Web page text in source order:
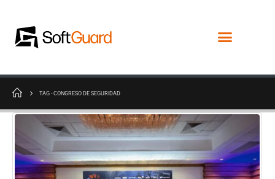
TAG -CONGRESO DE SEGURIDAD